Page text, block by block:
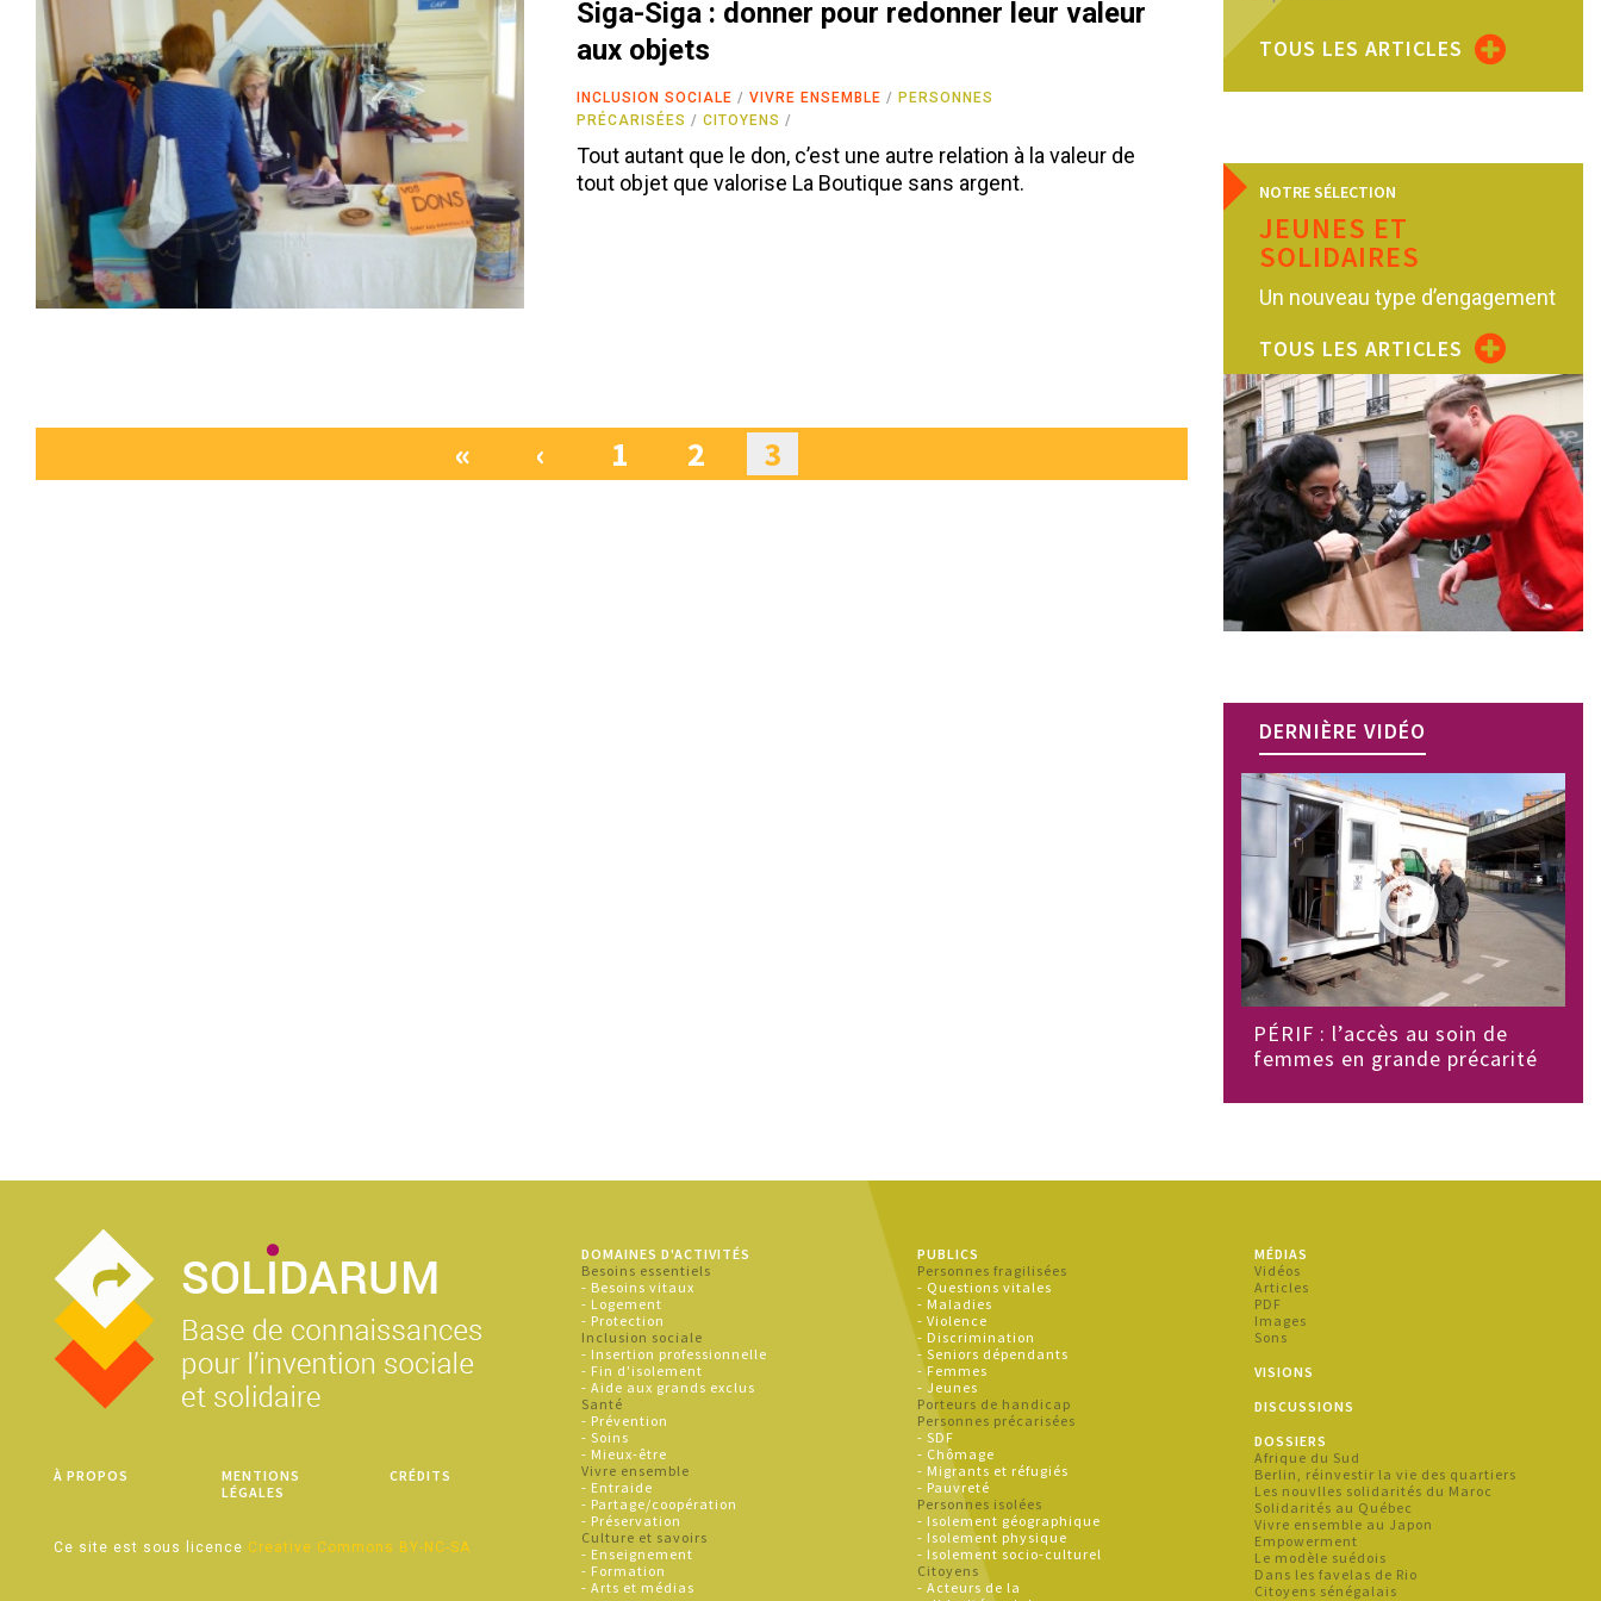
Siga-Siga : donner pour redonner leur valeur
aux objets
INCLUSION SOCIALE VIVRE ENSEMBLE
PERSONNES
PRÉCARISÉES
CITOYENS
Tout autant que le don, c’est une autre relation à la valeur de
tout objet que valorise La Boutique sans argent.
« ‹ 1 2 3
TOUS LES ARTICLES
NOTRE SÉLECTION
JEUNES ET
SOLIDAIRES
Un nouveau type d’engagement
TOUS LES ARTICLES
DERNIÈRE VIDÉO
PÉRIF : l’accès au soin de
femmes en grande précarité
À PROPOS
MENTIONS
LÉGALES
CRÉDITS
Ce site est sous licence Creative Commons BY-NC-SA
DOMAINES D'ACTIVITÉS
Besoins essentiels
- Besoins vitaux
- Logement
- Protection
Inclusion sociale
- Insertion professionnelle
- Fin d'isolement
- Aide aux grands exclus
Santé
- Prévention
- Soins
- Mieux-être
Vivre ensemble
- Entraide
- Partage/coopération
- Préservation
Culture et savoirs
- Enseignement
- Formation
- Arts et médias
PUBLICS
Personnes fragilisées
- Questions vitales
- Maladies
- Violence
- Discrimination
- Seniors dépendants
- Femmes
- Jeunes
Porteurs de handicap
Personnes précarisées
- SDF
- Chômage
- Migrants et réfugiés
- Pauvreté
Personnes isolées
- Isolement géographique
- Isolement physique
- Isolement socio-culturel
Citoyens
- Acteurs de la
MÉDIAS
Vidéos
Articles
PDF
Images
Sons
VISIONS
DISCUSSIONS
DOSSIERS
Afrique du Sud
Berlin, réinvestir la vie des quartiers
Les nouvlles solidarités du Maroc
Solidarités au Québec
Vivre ensemble au Japon
Empowerment
Le modèle suédois
Dans les favelas de Rio
Citoyens sénégalais